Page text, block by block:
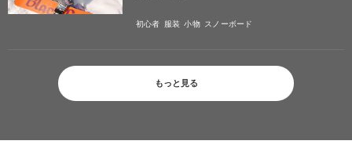
初心者 服装 小物 スノーボード
もっと見る